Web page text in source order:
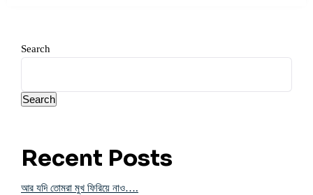
Search
Search
Recent Posts
আর যদি তোমরা মুখ ফিরিয়ে নাও….